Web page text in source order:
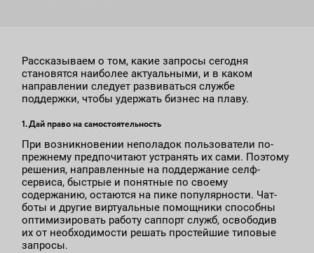
Рассказываем о том, какие запросы сегодня
становятся наиболее актуальными, и в каком
направлении следует развиваться службе
поддержки, чтобы удержать бизнес на плаву.
1. Дай право на самостоятельность
При возникновении неполадок пользователи по-
прежнему предпочитают устранять их сами. Поэтому
решения, направленные на поддержание селф-
сервиса, быстрые и понятные по своему
содержанию, остаются на пике популярности. Чат-
боты и другие виртуальные помощники способны
оптимизировать работу саппорт служб, освободив
их от необходимости решать простейшие типовые
запросы.